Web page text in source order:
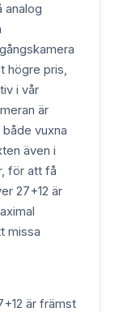
analog
högre pris,
i vår
är
vuxna
även i
för att få
27+12 är
missa
är främst